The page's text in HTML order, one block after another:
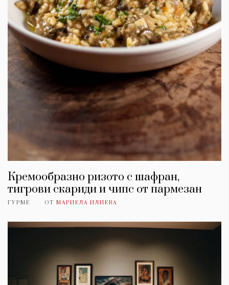
Кремообразно ризото с шафран,
тигрови скариди и чипс от пармезан
ГУРМЕ ОТ МАРИЕЛА ИЛИЕВА